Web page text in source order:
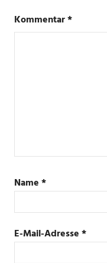
Kommentar*
Name*
E-Mail-Adresse*